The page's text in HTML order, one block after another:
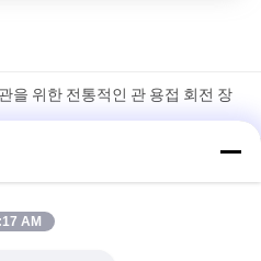
을 위한 전통적인 관 용접 회전 장
크 회전 장치 여행 대차 관 적합
스 VFD를 가진 회전 장치 관 용접
AM